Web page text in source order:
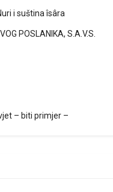
i suština îsâra
POSLANIKA, S.A.V.S.
– biti primjer –